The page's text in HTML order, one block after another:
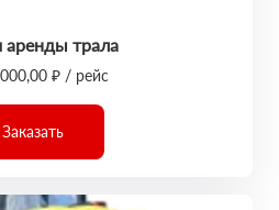
аренды трала
₽ / рейс
Заказать